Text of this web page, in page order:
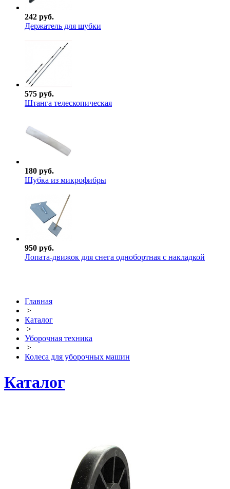
242 руб.
Держатель для шубки
575 руб.
Штанга телескопическая
180 руб.
Шубка из микрофибры
950 руб.
Лопата-движок для снега однобортная с накладкой
Главная
>
Каталог
>
Уборочная техника
>
Колеса для уборочных машин
Каталог